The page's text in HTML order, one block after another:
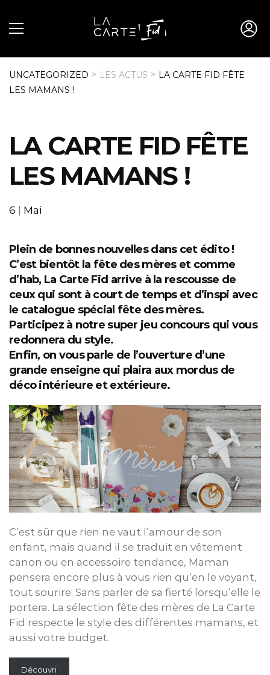
UNCATEGORIZED > LES ACTUS > LA CARTE FID FÊTE
LES MAMANS !
LA CARTE FID FÊTE
LES MAMANS !
6 | Mai
Plein de bonnes nouvelles dans cet édito !
C’est bientôt la fête des mères et comme
d’hab, La Carte Fid arrive à la rescousse de
ceux qui sont à court de temps et d’inspi avec
le catalogue spécial fête des mères.
Participez à notre super jeu concours qui vous
redonnera du style.
Enfin, on vous parle de l’ouverture d’une
grande enseigne qui plaira aux mordus de
déco intérieure et extérieure.
C’est sûr que rien ne vaut l’amour de son
enfant, mais quand il se traduit en vêtement
canon ou en accessoire tendance, Maman
pensera encore plus à vous rien qu’en le voyant,
tout sourire. Sans parler de sa fierté lorsqu’elle le
portera. La sélection fête des mères de La Carte
Fid respecte le style des différentes mamans, et
aussi votre budget.
Découvri